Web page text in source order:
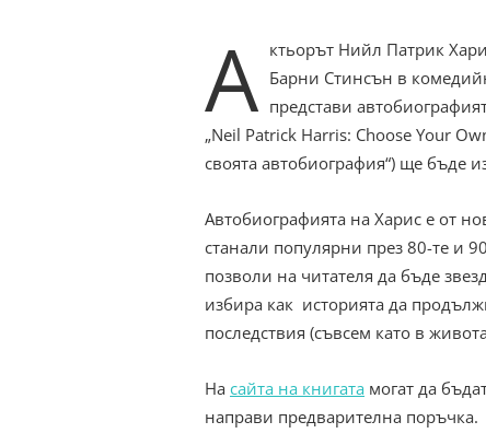
А ктьорът Нийл Патрик
Барни Стинсън в
представи
„Neil Patrick Harris: Choose Your
своята автобиография“) ще бъде
Автобиографията на Харис е от
станали популярни през 80-те и
позволи на читателя да бъде
избира как историята да
последствия (съвсем като в
На сайта на книгата могат да
направи предварителна поръчка.